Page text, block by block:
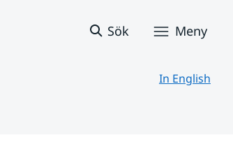
Sök Meny
In English